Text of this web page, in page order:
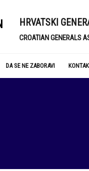
HRVATSKI
CROATIAN GENERALS
DA SE NE ZABORAVI